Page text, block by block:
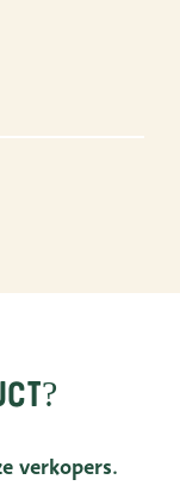
verkopers.